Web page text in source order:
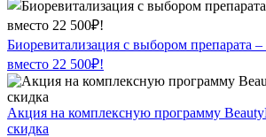
Биоревитализация с выбором препарата –
вместо 22 500₽!
Акция на комплексную программу
скидка